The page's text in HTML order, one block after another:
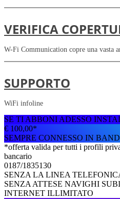
VERIFICA
W-Fi Communication copre una vasta
SUPPORTO
WiFi infoline
SE TI ABBONI ADESSO
€ 100,00*
SEMPRE CONNESSO IN
*offerta valida per tutti i profili
bancario
0187/1835130
SENZA LA LINEA
SENZA ATTESE NAVIGHI
INTERNET ILLIMITATO